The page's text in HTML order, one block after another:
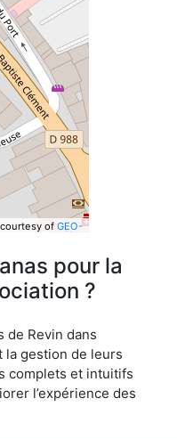
of GEO-
pour la
?
de Revin dans
la gestion de leurs
complets et intuitifs
l’expérience des